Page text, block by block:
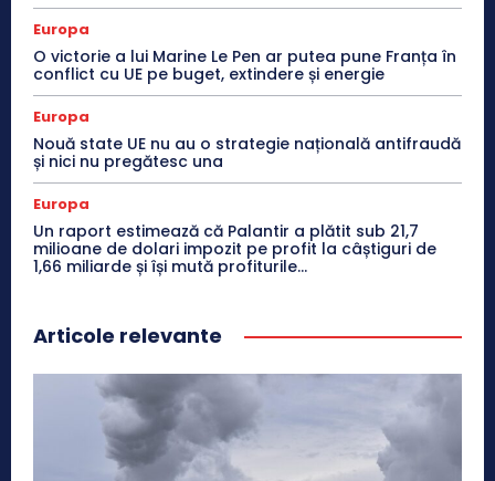
Europa
O victorie a lui Marine Le Pen ar putea pune Franța în
conflict cu UE pe buget, extindere și energie
Europa
Nouă state UE nu au o strategie națională antifraudă
și nici nu pregătesc una
Europa
Un raport estimează că Palantir a plătit sub 21,7
milioane de dolari impozit pe profit la câștiguri de
1,66 miliarde și își mută profiturile...
Articole relevante